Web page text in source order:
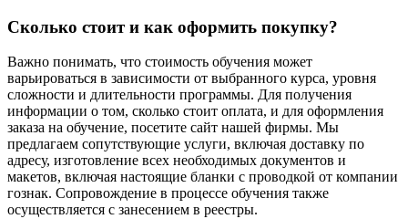
Сколько стоит и как оформить покупку?
Важно понимать, что стоимость обучения может
варьироваться в зависимости от выбранного курса, уровня
сложности и длительности программы. Для получения
информации о том, сколько стоит оплата, и для оформления
заказа на обучение, посетите сайт нашей фирмы. Мы
предлагаем сопутствующие услуги, включая доставку по
адресу, изготовление всех необходимых документов и
макетов, включая настоящие бланки с проводкой от компании
гознак. Сопровождение в процессе обучения также
осуществляется с занесением в реестры.